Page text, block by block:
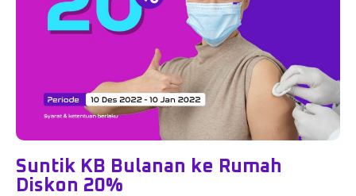
Suntik KB Bulanan ke Rumah
Diskon 20%